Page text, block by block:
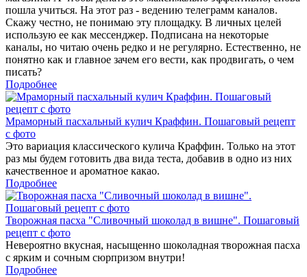
пошла учиться. На этот раз - ведению телеграмм каналов.
Скажу честно, не понимаю эту площадку. В личных целей
использую ее как мессенджер. Подписана на некоторые
каналы, но читаю очень редко и не регулярно. Естественно, не
понятно как и главное зачем его вести, как продвигать, о чем
писать?
Подробнее
Мраморный пасхальный кулич Краффин. Пошаговый рецепт
с фото
Это вариация классического кулича Краффин. Только на этот
раз мы будем готовить два вида теста, добавив в одно из них
качественное и ароматное какао.
Подробнее
Творожная пасха "Сливочный шоколад в вишне". Пошаговый
рецепт с фото
Невероятно вкусная, насыщенно шоколадная творожная пасха
с ярким и сочным сюрпризом внутри!
Подробнее